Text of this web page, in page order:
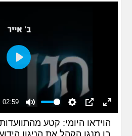
02:59
Mute Settings PIPEnter
fullscreen
Play
הוידאו היומי: קטע
בו מנגן הקהל את הניגון